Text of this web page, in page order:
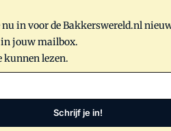
in voor de Bakkerswereld.nl
in jouw mailbox.
kunnen lezen.
Schrijf je in!